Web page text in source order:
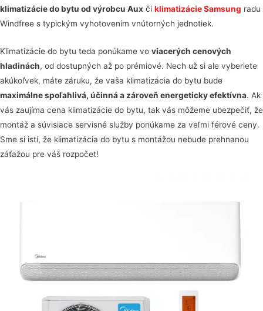
klimatizácie do bytu od výrobcu Aux či klimatizácie Samsung radu
Windfree s typickým vyhotovením vnútorných jednotiek.
Klimatizácie do bytu teda ponúkame vo viacerých cenových
hladinách, od dostupných až po prémiové. Nech už si ale vyberiete
akúkoľvek, máte záruku, že vaša klimatizácia do bytu bude
maximálne spoľahlivá, účinná a zároveň energeticky efektívna. Ak
vás zaujíma cena klimatizácie do bytu, tak vás môžeme ubezpečiť, že
montáž a súvisiace servisné služby ponúkame za veľmi férové ceny.
Sme si istí, že klimatizácia do bytu s montážou nebude prehnanou
záťažou pre váš rozpočet!